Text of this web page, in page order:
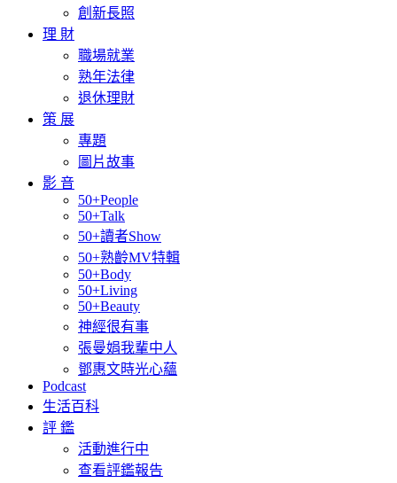
創新長照
理 財
職場就業
熟年法律
退休理財
策 展
專題
圖片故事
影 音
50+People
50+Talk
50+讀者Show
50+熟齡MV特輯
50+Body
50+Living
50+Beauty
神經很有事
張曼娟我輩中人
鄧惠文時光心蘊
Podcast
生活百科
評 鑑
活動進行中
查看評鑑報告